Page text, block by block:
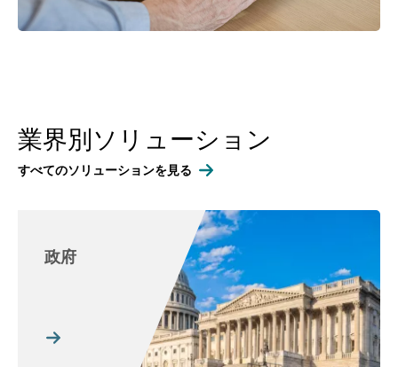
業界別ソリューション
すべてのソリューションを見る
政府